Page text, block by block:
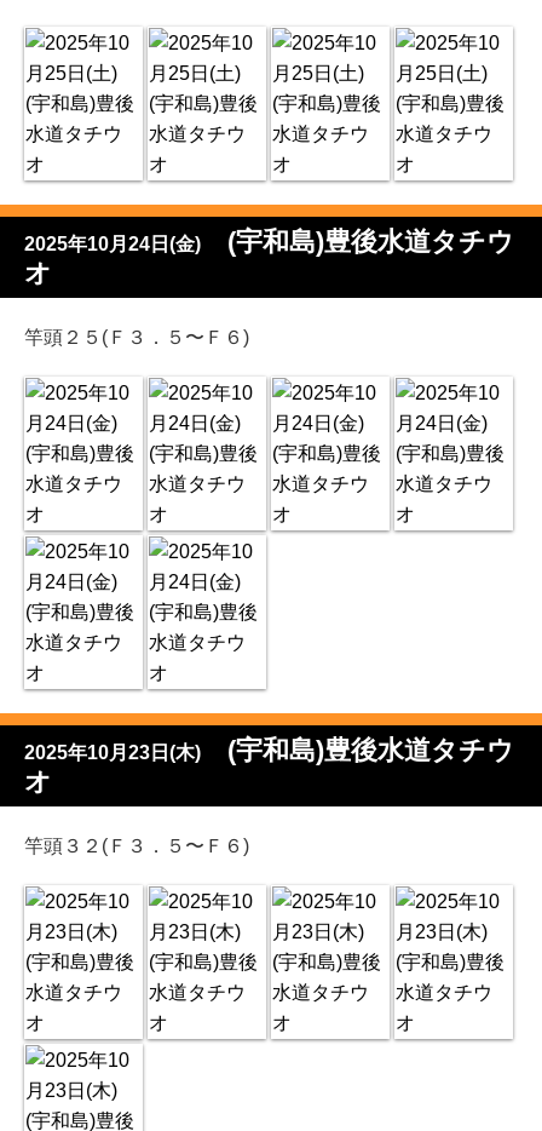
2025年10月24日(金)
(宇和島)豊後水道タチウ
オ
竿頭２５(Ｆ３．５〜Ｆ６)
2025年10月23日(木)
(宇和島)豊後水道タチウ
オ
竿頭３２(Ｆ３．５〜Ｆ６)